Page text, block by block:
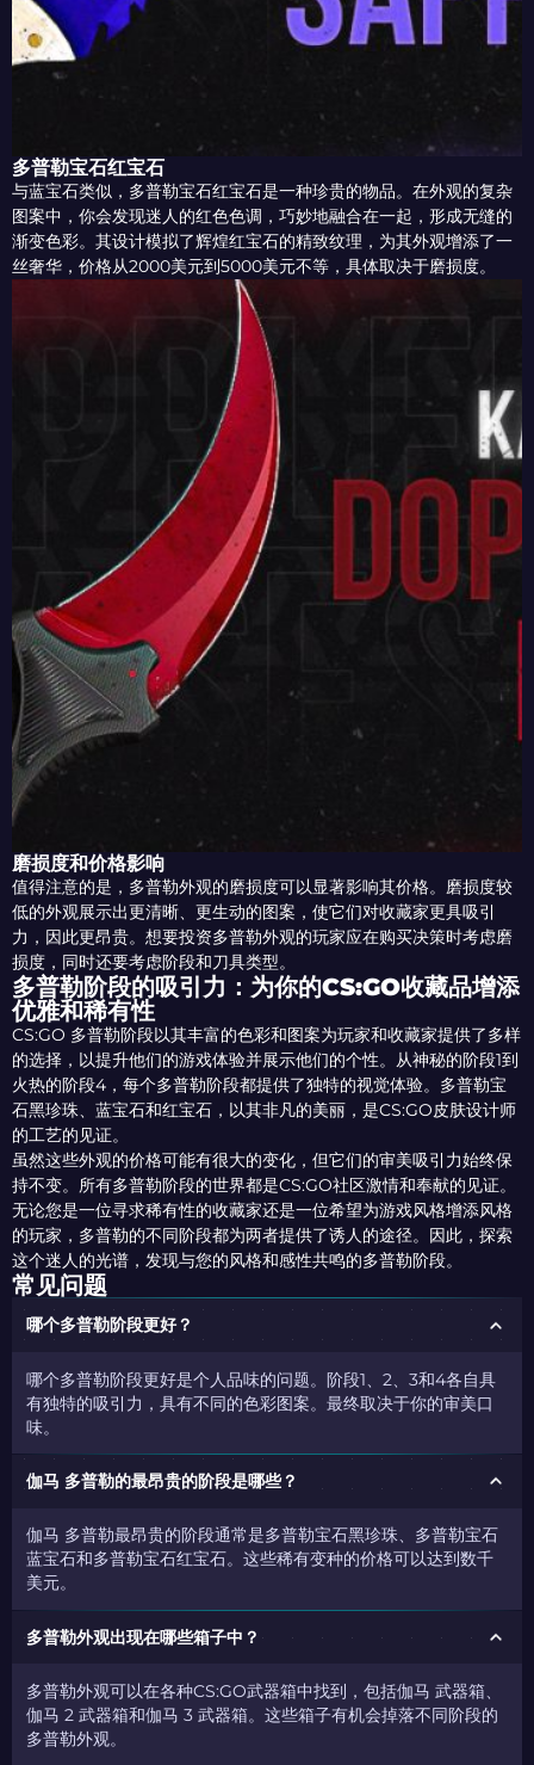
多普勒宝石红宝石
与蓝宝石类似，多普勒宝石红宝石是一种珍贵的物品。在外观的复杂
图案中，你会发现迷人的红色色调，巧妙地融合在一起，形成无缝的
渐变色彩。其设计模拟了辉煌红宝石的精致纹理，为其外观增添了一
丝奢华，价格从2000美元到5000美元不等，具体取决于磨损度。
磨损度和价格影响
值得注意的是，多普勒外观的磨损度可以显著影响其价格。磨损度较
低的外观展示出更清晰、更生动的图案，使它们对收藏家更具吸引
力，因此更昂贵。想要投资多普勒外观的玩家应在购买决策时考虑磨
损度，同时还要考虑阶段和刀具类型。
多普勒阶段的吸引力：为你的CS:GO收藏品增添
优雅和稀有性
CS:GO 多普勒阶段以其丰富的色彩和图案为玩家和收藏家提供了多样
的选择，以提升他们的游戏体验并展示他们的个性。从神秘的阶段1到
火热的阶段4，每个多普勒阶段都提供了独特的视觉体验。多普勒宝
石黑珍珠、蓝宝石和红宝石，以其非凡的美丽，是CS:GO皮肤设计师
的工艺的见证。
虽然这些外观的价格可能有很大的变化，但它们的审美吸引力始终保
持不变。所有多普勒阶段的世界都是CS:GO社区激情和奉献的见证。
无论您是一位寻求稀有性的收藏家还是一位希望为游戏风格增添风格
的玩家，多普勒的不同阶段都为两者提供了诱人的途径。因此，探索
这个迷人的光谱，发现与您的风格和感性共鸣的多普勒阶段。
常见问题
哪个多普勒阶段更好？
哪个多普勒阶段更好是个人品味的问题。阶段1、2、3和4各自具
有独特的吸引力，具有不同的色彩图案。最终取决于你的审美口
味。
伽马 多普勒的最昂贵的阶段是哪些？
伽马 多普勒最昂贵的阶段通常是多普勒宝石黑珍珠、多普勒宝石
蓝宝石和多普勒宝石红宝石。这些稀有变种的价格可以达到数千
美元。
多普勒外观出现在哪些箱子中？
多普勒外观可以在各种CS:GO武器箱中找到，包括伽马 武器箱、
伽马 2 武器箱和伽马 3 武器箱。这些箱子有机会掉落不同阶段的
多普勒外观。